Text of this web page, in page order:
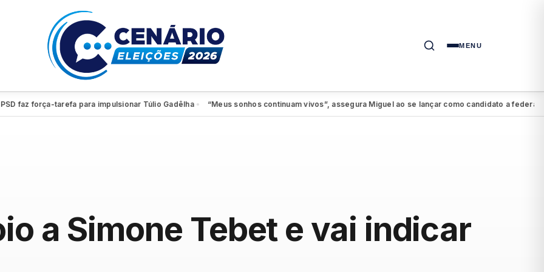
MENU
força-tarefa para impulsionar Túlio Gadêlha● “Meus sonhos continuam vivos”, assegura Miguel ao se lançar como candidato a federal●
a Simone Tebet e vai indicar